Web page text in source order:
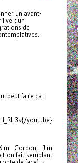
un avant-
live : un
de
peut faire ça :
youtube}
Gordon, Jim
on fait semblant